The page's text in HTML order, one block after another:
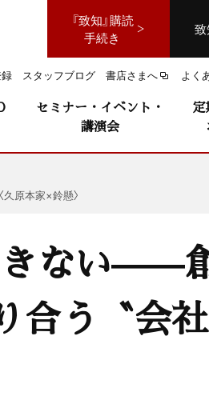
『致知』購読
手続き
スタッフブログ 書店さまへ よく
セミナー・イベント・
講演会
定
原本家×鈴懸〉
きない——
合う〝会